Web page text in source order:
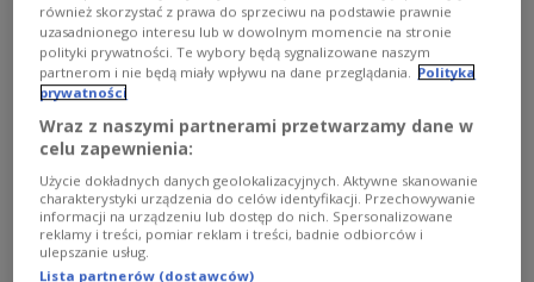
Gestapo. Nazistowska policja ponad
prawem
- Był taki drewniany budynek, dawna strzelnica. Wiele
razy widziałam ludzi, których pod nią rozstrzeliwało
również skorzystać z prawa do sprzeciwu na podstawie prawnie
uzasadnionego interesu lub w dowolnym momencie na stronie
polityki prywatności. Te wybory będą sygnalizowane naszym
partnerom i nie będą miały wpływu na dane przeglądania. Polityka
prywatności
Wraz z naszymi partnerami przetwarzamy dane w
celu zapewnienia:
Użycie dokładnych danych geolokalizacyjnych. Aktywne skanowanie
charakterystyki urządzenia do celów identyfikacji. Przechowywanie
informacji na urządzeniu lub dostęp do nich. Spersonalizowane
reklamy i treści, pomiar reklam i treści, badnie odbiorców i
ulepszanie usług.
Lista partnerów (dostawców)